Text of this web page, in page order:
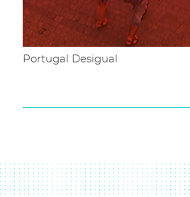
Portugal Desigual